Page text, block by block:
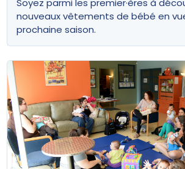
Soyez parmi les premier·ères à
nouveaux vêtements de bébé en
prochaine saison.